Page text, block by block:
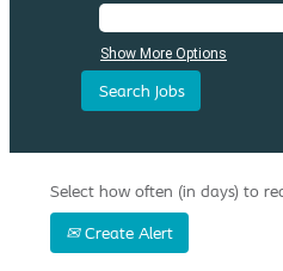
Show More Options
Select how often (in days) to
Create Alert